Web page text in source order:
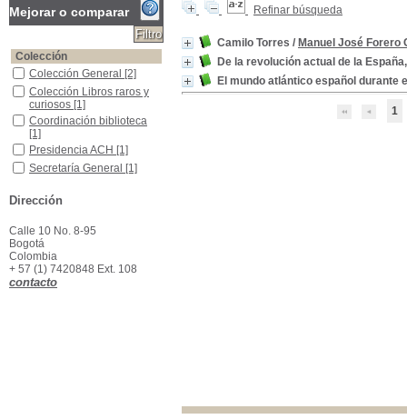
Refinar búsqueda
Camilo Torres / Manuel José Forero
De la revolución actual de la
El mundo atlántico español durante
1
Mejorar o comparar
Colección
Colección General
Colección General [2]
Colección Libros raros y curiosos
Colección Libros raros y
curiosos [1]
Coordinación biblioteca
Coordinación biblioteca
[1]
Presidencia ACH
Presidencia ACH [1]
Secretaría General
Secretaría General [1]
España -Política y gobierno -Siglo XVIII
España -Política y
Colombia -Historia -Guerra de Independencia--1810-1819
Colombia -Historia -
Guerra de Independencia-
-1810-1819
España - Condiciones políticas y sociales -Siglo XVIII
España - Condiciones
políticas y sociales -Siglo
Dirección
Calle 10 No. 8-95
Bogotá
Colombia
+ 57 (1) 7420848 Ext. 108
contacto